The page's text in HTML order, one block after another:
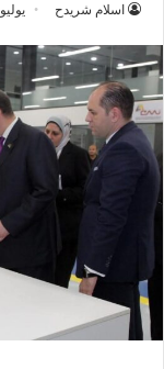
اسلام شريدح يوليو 15, 2025